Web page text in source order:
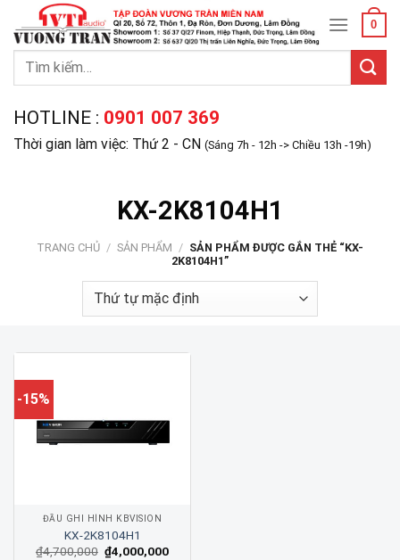
content
0
Tìm
HOTLINE : 0901 007 369
Thời gian làm việc: Thứ 2 - CN (Sáng 7h - 12h -> Chiều 13h -19h)
KX-2K8104H1
TRANG CHỦ / SẢN PHẨM / SẢN PHẨM ĐƯỢC GẮN THẺ “KX-
2K8104H1”
-15%
ĐẦU GHI HÌNH KBVISION
KX-2K8104H1
₫4,700,000 ₫4,000,000